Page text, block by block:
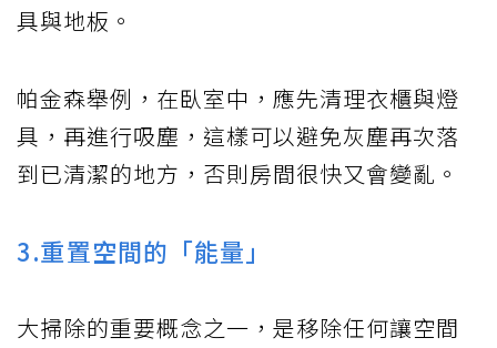
具與地板。
帕金森舉例，在臥室中，應先清理衣櫃與燈
具，再進行吸塵，這樣可以避免灰塵再次落
到已清潔的地方，否則房間很快又會變亂。
3.重置空間的「能量」
大掃除的重要概念之一，是移除任何讓空間